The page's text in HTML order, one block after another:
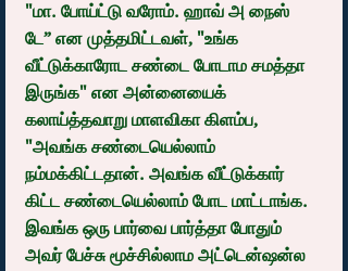
"மா. போய்ட்டு வரோம். ஹாவ் அ நைஸ்
டே” என முத்தமிட்டவள், "உங்க
வீட்டுக்காரோட சண்டை போடாம சமத்தா
இருங்க" என அன்னையைக்
கலாய்த்தவாறு மாளவிகா கிளம்ப,
"அவங்க சண்டையெல்லாம்
நம்மக்கிட்டதான். அவங்க வீட்டுக்கார்
கிட்ட சண்டையெல்லாம் போட மாட்டாங்க.
இவங்க ஒரு பார்வை பார்த்தா போதும்
அவர் பேச்சு மூச்சில்லாம அட்டென்ஷன்ல